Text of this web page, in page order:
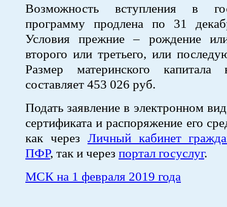
Возможность вступления в
программу продлена по 31
Условия прежние – рождение
второго или третьего, или
Размер материнского
составляет 453 026 руб.
Подать заявление в электронном
сертификата и распоряжение его
как через Личный кабинет
ПФР, так и через портал госуслуг.
МСК на 1 февраля 2019 года